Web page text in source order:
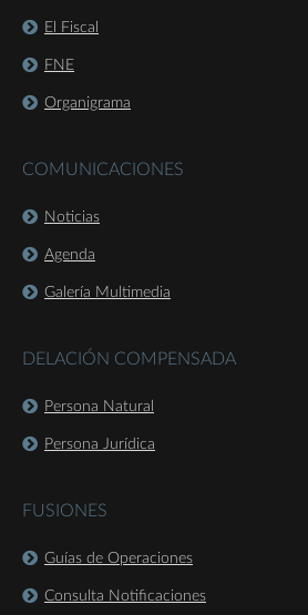
El Fiscal
FNE
Organigrama
COMUNICACIONES
Noticias
Agenda
Galería Multimedia
DELACIÓN COMPENSADA
Persona Natural
Persona Jurídica
FUSIONES
Guías de Operaciones
Consulta Notificaciones